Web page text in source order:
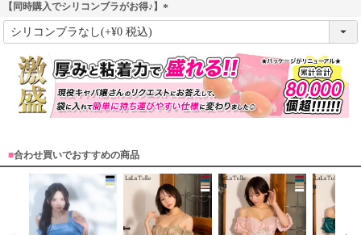
【同時購入でシリコンブラがお得♪】
(
)
■合わせ買いでおすすめの商品